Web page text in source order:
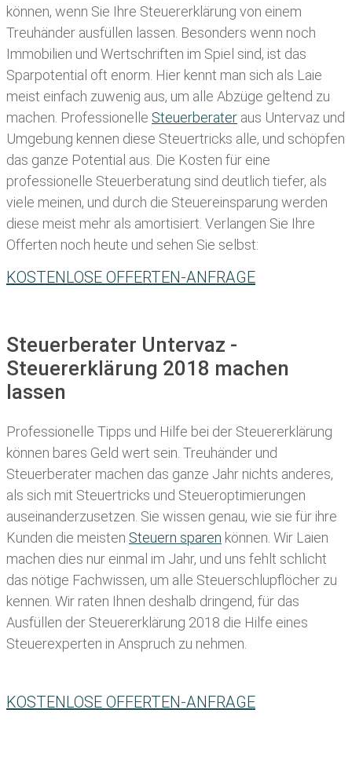
können, wenn Sie Ihre Steuererklärung von einem
Treuhänder ausfüllen lassen . Besonders wenn noch
Immobilien und Wertschriften im Spiel sind, ist das
Sparpotential oft enorm. Hier kennt man sich als Laie
meist einfach zuwenig aus, um alle Abzüge geltend zu
machen. Professionelle Steuerberater aus Untervaz und
Umgebung kennen diese Steuertricks alle, und schöpfen
das ganze Potential aus. Die Kosten für eine
professionelle Steuerberatung sind deutlich tiefer, als
viele meinen, und durch die Steuereinsparung werden
diese meist mehr als amortisiert. Verlangen Sie Ihre
Offerten noch heute und sehen Sie selbst:
KOSTENLOSE OFFERTEN-ANFRAGE
Steuerberater Untervaz -
Steuererklärung 2018 machen
lassen
Professionelle Tipps und Hilfe bei der Steuererklärung
können bares Geld wert sein. Treuhänder und
Steuerberater machen das ganze Jahr nichts anderes,
als sich mit Steuertricks und Steueroptimierungen
auseinanderzusetzen. Sie wissen genau, wie sie für ihre
Kunden die meisten Steuern sparen können. Wir Laien
machen dies nur einmal im Jahr, und uns fehlt schlicht
das nötige Fachwissen, um alle Steuerschlupflöcher zu
kennen. Wir raten Ihnen deshalb dringend, für das
Ausfüllen der Steuererklärung 2018 die Hilfe eines
Steuerexperten in Anspruch zu nehmen.
KOSTENLOSE OFFERTEN-ANFRAGE